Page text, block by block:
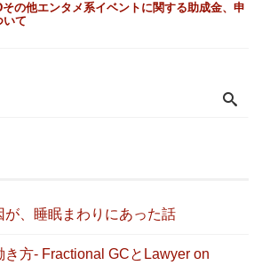
の他エンタメ系イベントに関する助成金、申
いて
が、睡眠まわりにあった話
き方- Fractional GCとLawyer on